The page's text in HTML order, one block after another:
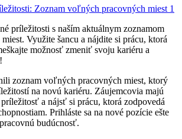
príležitosti s naším aktuálnym zoznamom
Využite šancu a nájdite si prácu, ktorá
možnosť zmeniť svoju kariéru a
zoznam voľných pracovných miest, ktorý
na novú kariéru. Záujemcovia majú
a nájsť si prácu, ktorá zodpovedá
Prihláste sa na nové pozície ešte
budúcnosť.